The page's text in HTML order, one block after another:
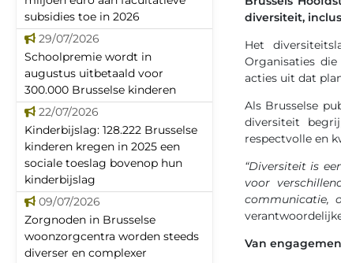
subsidies toe in 2026
29/07/2026
Schoolpremie wordt in
augustus uitbetaald voor
300.000 Brusselse kinderen
22/07/2026
Kinderbijslag: 128.222 Brusselse
kinderen kregen in 2025 een
sociale toeslag bovenop hun
kinderbijslag
09/07/2026
Zorgnoden in Brusselse
woonzorgcentra worden steeds
diverser en complexer
diversiteit,
Het
Organisaties
acties uit dat
Als Brusselse
diversiteit
respectvolle en
“Diversiteit is
voor
communicatie,
Van